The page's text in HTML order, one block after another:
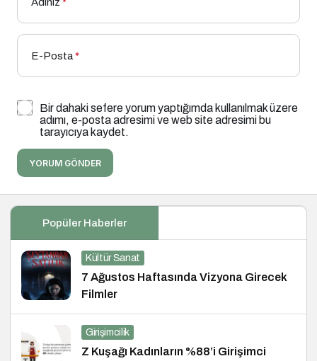
E-Posta*
Bir dahaki sefere yorum yaptığımda kullanılmak üzere
adımı, e-posta adresimi ve web site adresimi bu
tarayıcıya kaydet.
YORUM GÖNDER
Popüler Haberler
Kültür Sanat
7 Ağustos Haftasında Vizyona Girecek
Filmler
Girişimcilik
Z Kuşağı Kadınların %88’i Girişimci